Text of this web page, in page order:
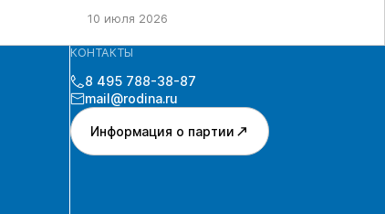
10 июля 2026
КОНТАКТЫ
8 495 788-38-87
mail@rodina.ru
Информация о партии